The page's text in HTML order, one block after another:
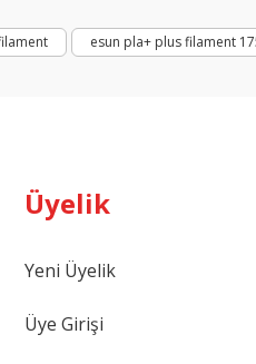
Yaz
esun pla+ plus filament
Üyelik
Yeni Üyelik
Üye Girişi